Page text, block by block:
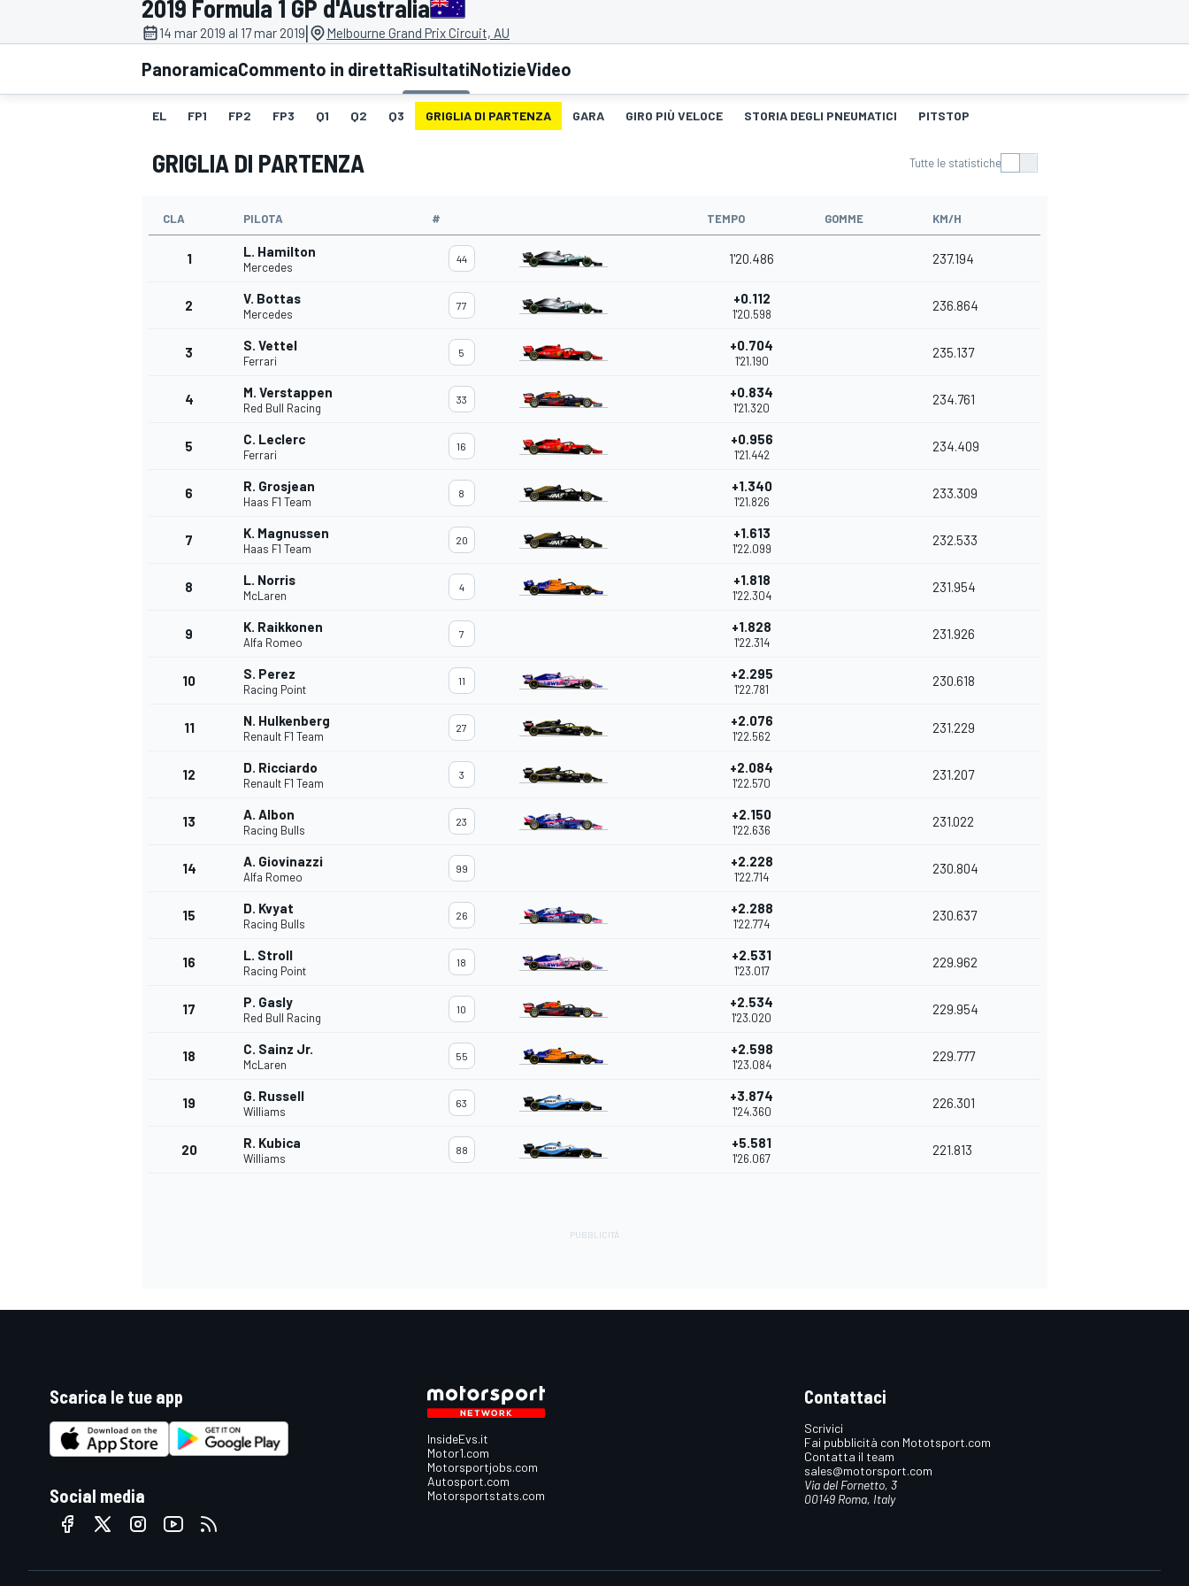
MOTOGP WEC
WRC
MONOPOSTO
ENDURANCE/GT
2019 Formula 1 GP d'Australia
14 mar 2019 al 17 mar 2019| Melbourne Grand Prix Circuit, AU
PanoramicaCommento in direttaRisultatiNotizieVideo
EL FP1 FP2 FP3 Q1 Q2 Q3 GRIGLIA DI PARTENZA GARA GIRO PIÙ VELOCE STORIA DEGLI PNEUMATICI PITSTOP
GRIGLIA DI PARTENZA Tutte le statistiche
CLA PILOTA # TEMPO GOMME KM/H
1 L. Hamilton
Mercedes
44 1'20.486 237.194
2 V. Bottas
Mercedes
77 +0.112
1'20.598
236.864
3 S. Vettel
Ferrari
5 +0.704
1'21.190
235.137
4 M. Verstappen
Red Bull Racing
33 +0.834
1'21.320
234.761
5 C. Leclerc
Ferrari
16 +0.956
1'21.442
234.409
6 R. Grosjean
Haas F1 Team
8 +1.340
1'21.826
233.309
7 K. Magnussen
Haas F1 Team
20 +1.613
1'22.099
232.533
8 L. Norris
McLaren
4 +1.818
1'22.304
231.954
9 K. Raikkonen
Alfa Romeo
7 +1.828
1'22.314
231.926
10 S. Perez
Racing Point
11 +2.295
1'22.781
230.618
11 N. Hulkenberg
Renault F1 Team
27 +2.076
1'22.562
231.229
12 D. Ricciardo
Renault F1 Team
3 +2.084
1'22.570
231.207
13 A. Albon
Racing Bulls
23 +2.150
1'22.636
231.022
14 A. Giovinazzi
Alfa Romeo
99 +2.228
1'22.714
230.804
15 D. Kvyat
Racing Bulls
26 +2.288
1'22.774
230.637
16 L. Stroll
Racing Point
18 +2.531
1'23.017
229.962
17 P. Gasly
Red Bull Racing
10 +2.534
1'23.020
229.954
18 C. Sainz Jr.
McLaren
55 +2.598
1'23.084
229.777
19 G. Russell
Williams
63 +3.874
1'24.360
226.301
20 R. Kubica
Williams
88 +5.581
1'26.067
221.813
Scarica le tue app
Social media
InsideEvs.it
Motor1.com
Motorsportjobs.com
Autosport.com
Motorsportstats.com
Contattaci
Scrivici
Fai pubblicità con Mototsport.com
Contatta il team
sales@motorsport.com
Via del Fornetto, 3
00149 Roma, Italy